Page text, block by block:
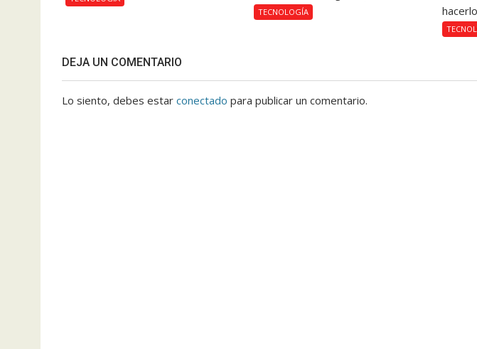
TECNOLOGÍA
DEJA UN COMENTARIO
Lo siento, debes estar conectado para publicar un comentario.